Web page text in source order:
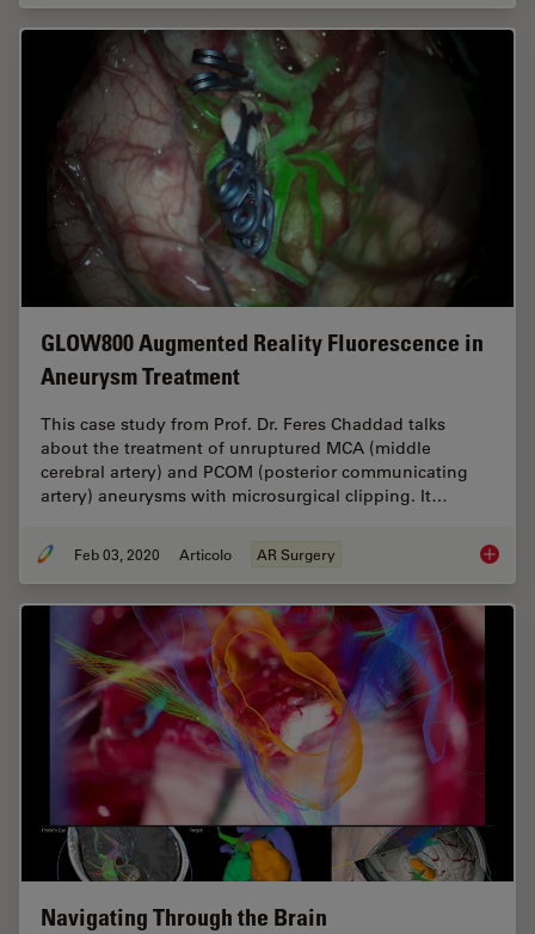
GLOW800 Augmented Reality Fluorescence in
Aneurysm Treatment
This case study from Prof. Dr. Feres Chaddad talks
about the treatment of unruptured MCA (middle
cerebral artery) and PCOM (posterior communicating
artery) aneurysms with microsurgical clipping. It…
Feb 03, 2020 Articolo AR Surgery
Navigating Through the Brain